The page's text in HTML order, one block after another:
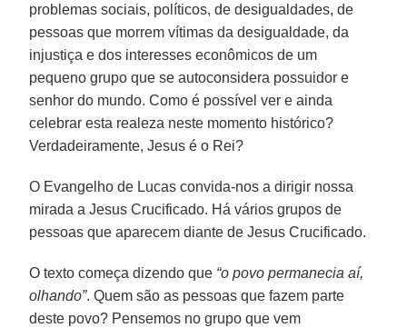
problemas sociais, políticos, de desigualdades, de
pessoas que morrem vítimas da desigualdade, da
injustiça e dos interesses econômicos de um
pequeno grupo que se autoconsidera possuidor e
senhor do mundo. Como é possível ver e ainda
celebrar esta realeza neste momento histórico?
Verdadeiramente, Jesus é o Rei?
O Evangelho de Lucas convida-nos a dirigir nossa
mirada a Jesus Crucificado. Há vários grupos de
pessoas que aparecem diante de Jesus Crucificado.
O texto começa dizendo que “o povo permanecia aí,
olhando”. Quem são as pessoas que fazem parte
deste povo? Pensemos no grupo que vem